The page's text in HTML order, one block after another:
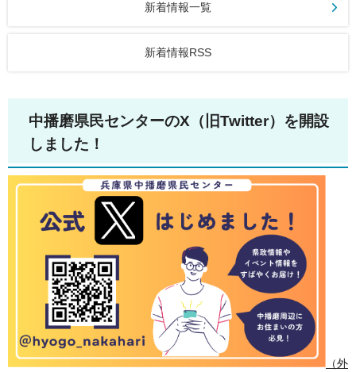
新着情報一覧
新着情報RSS
中播磨県民センターのX（旧Twitter）を開設
しました！
（外